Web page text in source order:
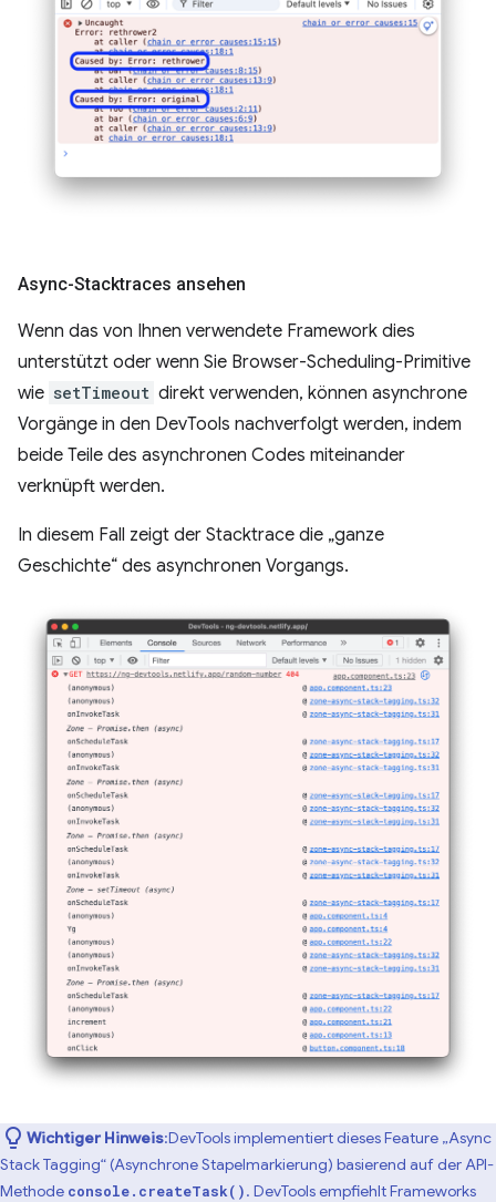
Async-Stacktraces ansehen
Wenn das von Ihnen verwendete Framework dies
unterstützt oder wenn Sie Browser-Scheduling-Primitive
wie setTimeout direkt verwenden, können asynchrone
Vorgänge in den DevTools nachverfolgt werden, indem
beide Teile des asynchronen Codes miteinander
verknüpft werden.
In diesem Fall zeigt der Stacktrace die „ganze
Geschichte“ des asynchronen Vorgangs.
Wichtiger Hinweis:DevTools implementiert dieses Feature „Async
Stack Tagging“ (Asynchrone Stapelmarkierung) basierend auf der API-
Methode console.createTask(). DevTools empfiehlt Frameworks